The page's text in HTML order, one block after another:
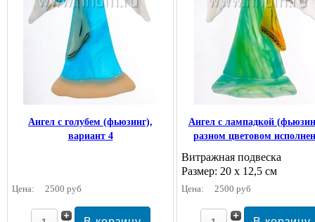
Ангел с голубем (фьюзинг),
вариант 4
Цена: 2500 руб
Ангел с лампадкой
разном цветовом
Витражная подвеска
Размер: 20 х 12,5 см
Цена: 2500 руб